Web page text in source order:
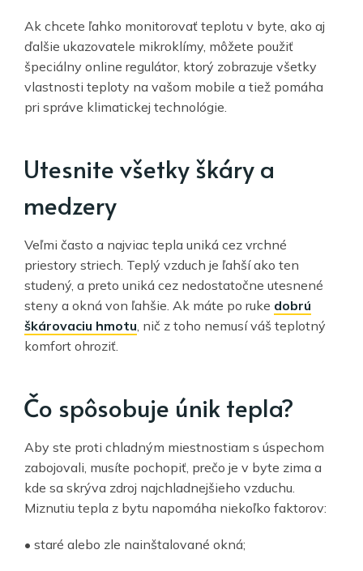
Ak chcete ľahko monitorovať teplotu v byte, ako aj
ďalšie ukazovatele mikroklímy, môžete použiť
špeciálny online regulátor, ktorý zobrazuje všetky
vlastnosti teploty na vašom mobile a tiež pomáha
pri správe klimatickej technológie.
Utesnite všetky škáry a
medzery
Veľmi často a najviac tepla uniká cez vrchné
priestory striech. Teplý vzduch je ľahší ako ten
studený, a preto uniká cez nedostatočne utesnené
steny a okná von ľahšie. Ak máte po ruke dobrú
škárovaciu hmotu , nič z toho nemusí váš teplotný
komfort ohroziť.
Čo spôsobuje únik tepla?
Aby ste proti chladným miestnostiam s úspechom
zabojovali, musíte pochopiť, prečo je v byte zima a
kde sa skrýva zdroj najchladnejšieho vzduchu.
Miznutiu tepla z bytu napomáha niekoľko faktorov:
• staré alebo zle nainštalované okná;